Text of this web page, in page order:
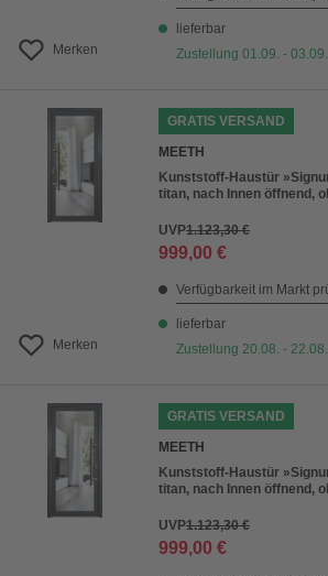
Merken
lieferbar
Zustellung 01.09. - 03.09.
Merken
GRATIS VERSAND
MEETH
Kunststoff-Haustür
titan, nach Innen öffnend,
UVP1.123,30 €
999,00 €
Verfügbarkeit im Markt
lieferbar
Zustellung 20.08. - 22.08.
GRATIS VERSAND
MEETH
Kunststoff-Haustür
titan, nach Innen öffnend,
UVP1.123,30 €
999,00 €